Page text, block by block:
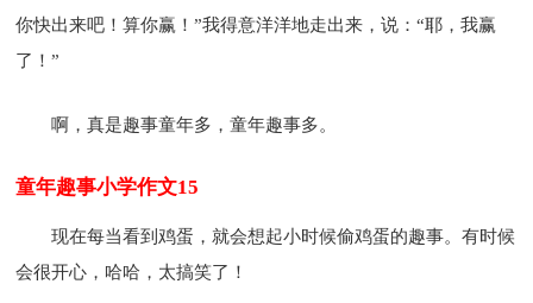
你快出来吧！算你赢！”我得意洋洋地走出来，说：“耶，我赢
了！”
啊，真是趣事童年多，童年趣事多。
童年趣事小学作文15
现在每当看到鸡蛋，就会想起小时候偷鸡蛋的趣事。有时候
会很开心，哈哈，太搞笑了！